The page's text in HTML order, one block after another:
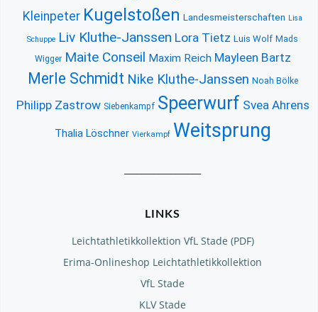
Kleinpeter Kugelstoßen Landesmeisterschaften Lisa
Schuppe Liv Kluthe-Janssen Lora Tietz Luis Wolf Mads
Wigger Maite Conseil Maxim Reich Mayleen Bartz
Merle Schmidt Nike Kluthe-Janssen Noah Bölke
Philipp Zastrow Siebenkampf Speerwurf Svea Ahrens
Thalia Löschner Vierkampf Weitsprung
LINKS
Leichtathletikkollektion VfL Stade (PDF)
Erima-Onlineshop Leichtathletikkollektion
VfL Stade
KLV Stade